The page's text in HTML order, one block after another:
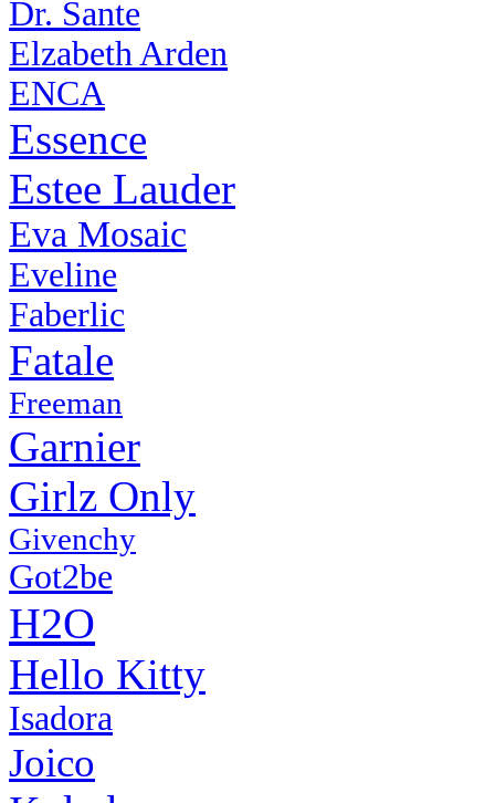
Dr. Sante
Elzabeth Arden
ENCA
Essence
Estee Lauder
Eva Mosaic
Eveline
Faberlic
Fatale
Freeman
Garnier
Girlz Only
Givenchy
Got2be
H2O
Hello Kitty
Isadora
Joico